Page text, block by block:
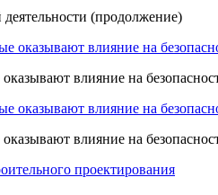
(продолжение)
влияние на
влияние на